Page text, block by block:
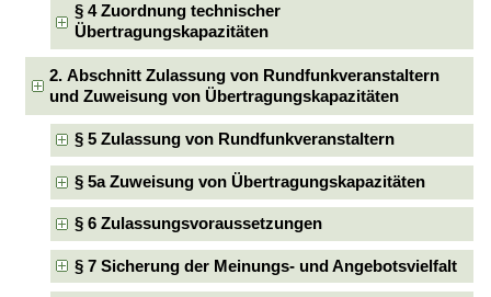
§ 4 Zuordnung technischer
Übertragungskapazitäten
2. Abschnitt Zulassung von Rundfunkveranstaltern
und Zuweisung von Übertragungskapazitäten
§ 5 Zulassung von Rundfunkveranstaltern
§ 5a Zuweisung von Übertragungskapazitäten
§ 6 Zulassungsvoraussetzungen
§ 7 Sicherung der Meinungs- und Angebotsvielfalt